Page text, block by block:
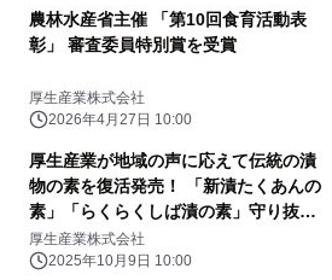
農林水産省主催 「第10回食育活動表
彰」 審査委員特別賞を受賞
厚生産業株式会社
2026年4月27日 10:00
厚生産業が地域の声に応えて伝統の漬
物の素を復活発売！ 「新漬たくあんの
素」「らくらくしば漬の素」守り抜く
伝統の味
厚生産業株式会社
2025年10月9日 10:00